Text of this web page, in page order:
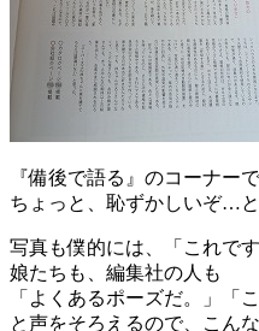
『備後で語る』のコーナー
ちょっと、恥ずかしいぞ…と
写真も僕的には、「これで
娘たちも、編集社の人も
「よくあるポーズだ。」「
と声をそろえるので、こん